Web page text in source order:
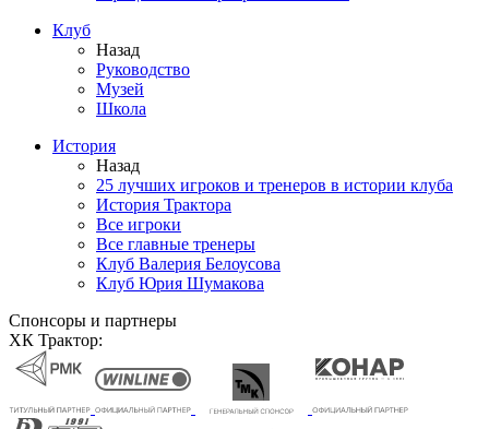
Клуб
Назад
Руководство
Музей
Школа
История
Назад
25 лучших игроков и тренеров в истории клуба
История Трактора
Все игроки
Все главные тренеры
Клуб Валерия Белоусова
Клуб Юрия Шумакова
Спонсоры и партнеры
ХК Трактор: